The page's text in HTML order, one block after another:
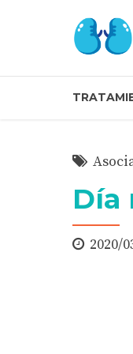
Día
2020/